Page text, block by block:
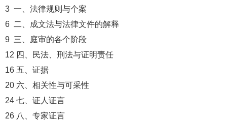
3 一、法律规则与个案
6 二、成文法与法律文件的解释
9 三、庭审的各个阶段
12 四、民法、刑法与证明责任
16 五、证据
20 六、相关性与可采性
24 七、证人证言
26 八、专家证言